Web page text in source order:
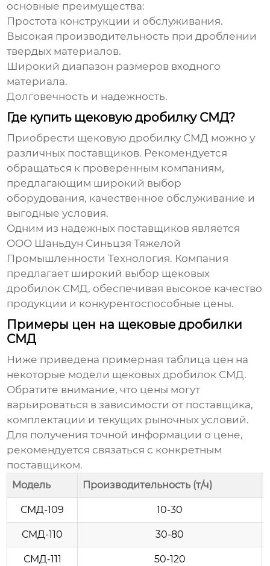
основные преимущества:
Простота конструкции и обслуживания.
Высокая производительность при дроблении
твердых материалов.
Широкий диапазон размеров входного
материала.
Долговечность и надежность.
Где купить щековую дробилку СМД?
Приобрести щековую дробилку СМД можно у
различных поставщиков. Рекомендуется
обращаться к проверенным компаниям,
предлагающим широкий выбор
оборудования, качественное обслуживание и
выгодные условия.
Одним из надежных поставщиков является
ООО Шаньдун Синьцзя Тяжелой
Промышленности Технология. Компания
предлагает широкий выбор щековых
дробилок СМД, обеспечивая высокое качество
продукции и конкурентоспособные цены.
Примеры цен на щековые дробилки
СМД
Ниже приведена примерная таблица цен на
некоторые модели щековых дробилок СМД.
Обратите внимание, что цены могут
варьироваться в зависимости от поставщика,
комплектации и текущих рыночных условий.
Для получения точной информации о цене,
рекомендуется связаться с конкретным
поставщиком.
Модель Производительность (т/ч)
СМД-109 10-30
СМД-110 30-80
СМД-111 50-120